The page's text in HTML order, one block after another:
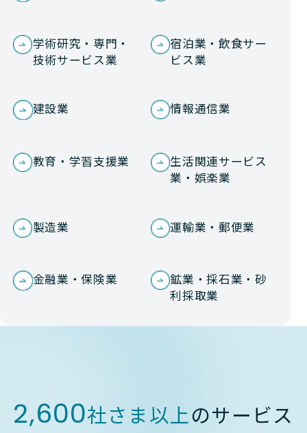
学術研究・専門・
技術サービス業
宿泊業・飲食サー
ビス業
建設業 情報通信業
教育・学習支援業
生活関連サービス
業・娯楽業
製造業 運輸業・郵便業
金融業・保険業
鉱業・採石業・砂
利採取業
2,600社さま以上のサービス